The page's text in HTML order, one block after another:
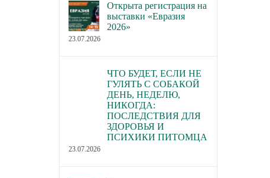
Открыта регистрация на
выставки «Евразия
2026»
23.07.2026
ЧТО БУДЕТ, ЕСЛИ НЕ
ГУЛЯТЬ С СОБАКОЙ
ДЕНЬ, НЕДЕЛЮ,
НИКОГДА:
ПОСЛЕДСТВИЯ ДЛЯ
ЗДОРОВЬЯ И
ПСИХИКИ ПИТОМЦА
23.07.2026